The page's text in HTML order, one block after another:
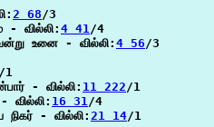
2 68/3
- வில்லி:4 41/4
உனை - வில்லி: 4 56/3
/1
- வில்லி: 11 222/1
வில்லி: 16 31/4
நிகர் - வில்லி: 21 14/1